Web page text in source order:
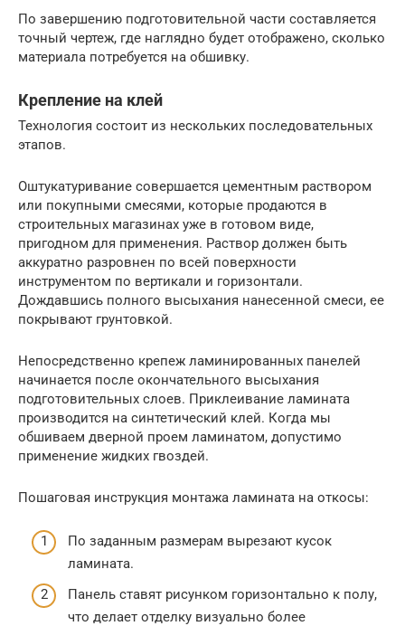
По завершению подготовительной части составляется
точный чертеж, где наглядно будет отображено, сколько
материала потребуется на обшивку.
Крепление на клей
Технология состоит из нескольких последовательных
этапов.
Оштукатуривание совершается цементным раствором
или покупными смесями, которые продаются в
строительных магазинах уже в готовом виде,
пригодном для применения. Раствор должен быть
аккуратно разровнен по всей поверхности
инструментом по вертикали и горизонтали.
Дождавшись полного высыхания нанесенной смеси, ее
покрывают грунтовкой.
Непосредственно крепеж ламинированных панелей
начинается после окончательного высыхания
подготовительных слоев. Приклеивание ламината
производится на синтетический клей. Когда мы
обшиваем дверной проем ламинатом, допустимо
применение жидких гвоздей.
Пошаговая инструкция монтажа ламината на откосы:
По заданным размерам вырезают кусок
ламината.
Панель ставят рисунком горизонтально к полу,
что делает отделку визуально более